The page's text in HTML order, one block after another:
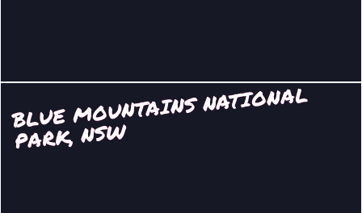
BLUE
MOUNTAINS NATIONAL
PARK, NS
W